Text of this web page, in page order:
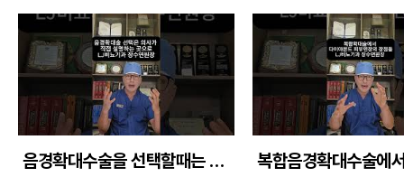
음경확대수술을 선택할때는 집도의사가 직접 얼굴을 보이면서 설명하는 곳으로 해야